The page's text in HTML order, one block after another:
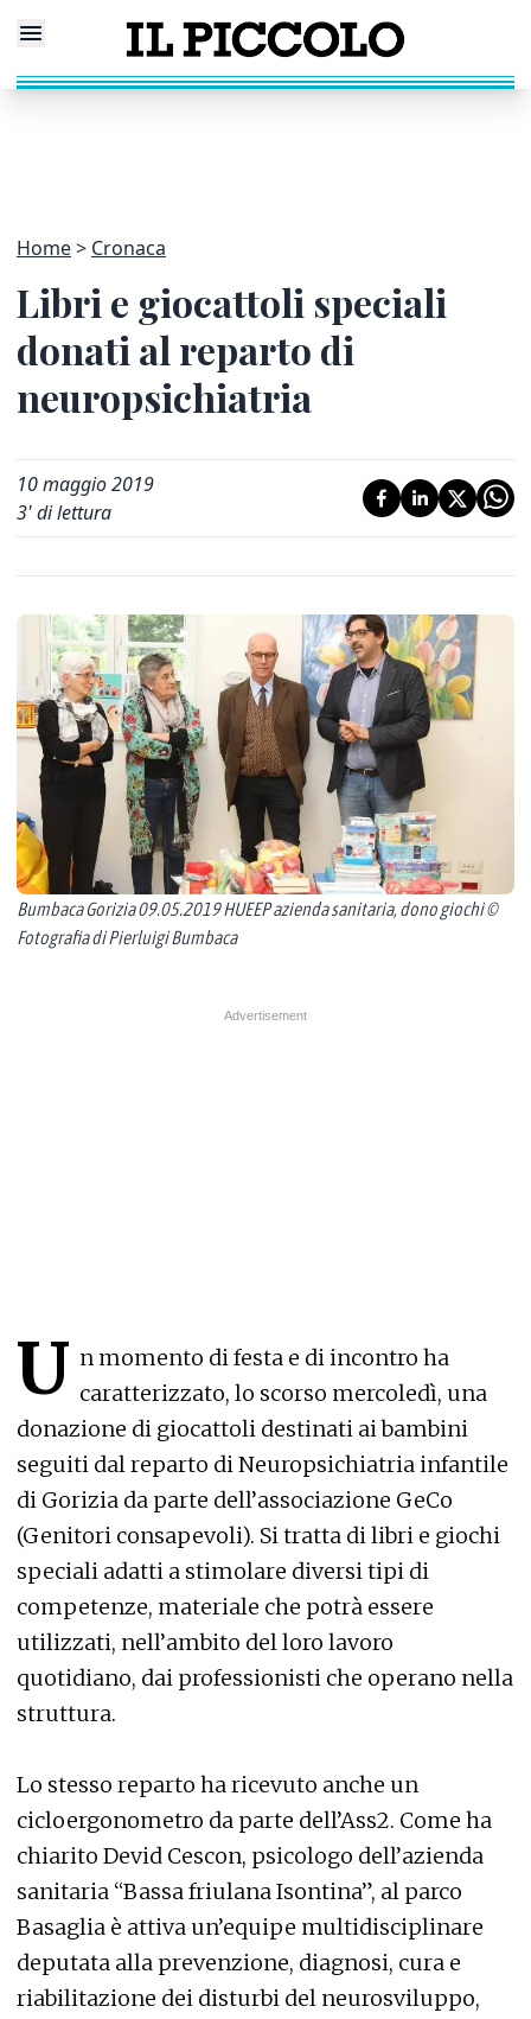
Home Cronaca
Libri e giocattoli speciali
donati al reparto di
neuropsichiatria
10 maggio 2019
3' di lettura
Bumbaca Gorizia 09.05.2019 HUEEP azienda sanitaria, dono giochi ©
Fotografia di Pierluigi Bumbaca
U n momento di festa e di incontro ha
caratterizzato, lo scorso mercoledì, una
donazione di giocattoli destinati ai bambini
seguiti dal reparto di Neuropsichiatria infantile
di Gorizia da parte dell’associazione GeCo
(Genitori consapevoli). Si tratta di libri e giochi
speciali adatti a stimolare diversi tipi di
competenze, materiale che potrà essere
utilizzati, nell’ambito del loro lavoro
quotidiano, dai professionisti che operano nella
struttura.
Lo stesso reparto ha ricevuto anche un
cicloergonometro da parte dell’Ass2. Come ha
chiarito Devid Cescon, psicologo dell’azienda
sanitaria “Bassa friulana Isontina”, al parco
Basaglia è attiva un’equipe multidisciplinare
deputata alla prevenzione, diagnosi, cura e
riabilitazione dei disturbi del neurosviluppo,